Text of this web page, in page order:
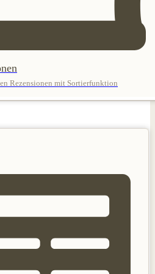
Rezensionen mit Sortierfunktion